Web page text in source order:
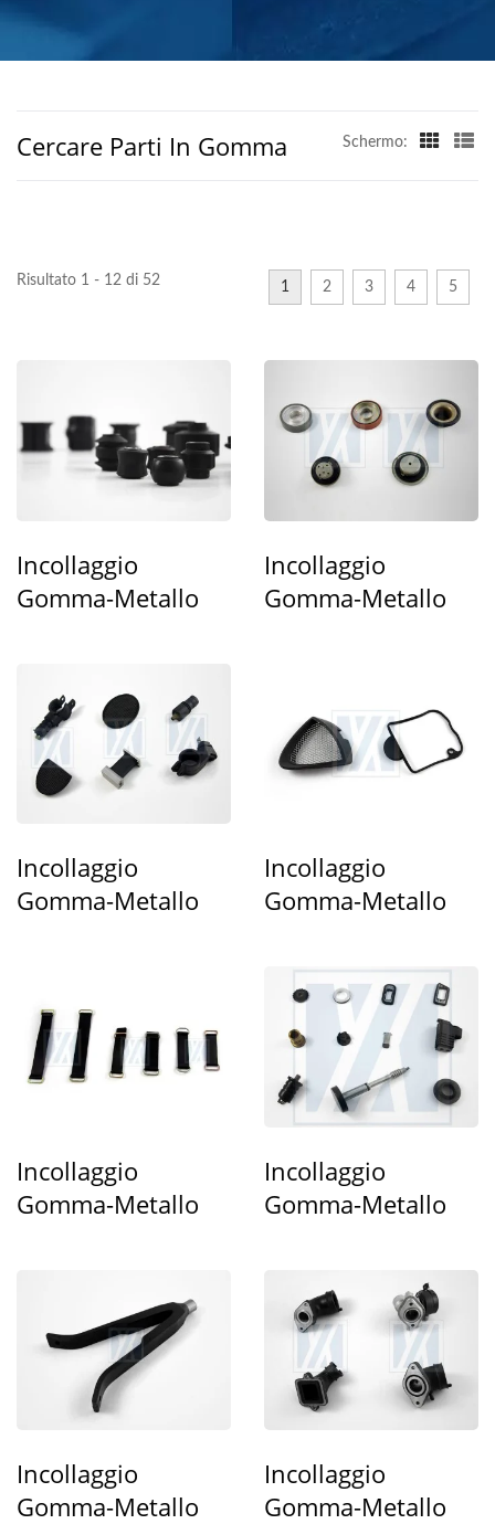
Cercare Parti In Gomma Schermo:
Risultato 1 - 12 di 52 1 2 3 4 5
Incollaggio
Gomma-Metallo
Incollaggio
Gomma-Metallo
Incollaggio
Gomma-Metallo
Incollaggio
Gomma-Metallo
Incollaggio
Gomma-Metallo
Incollaggio
Gomma-Metallo
Incollaggio
Gomma-Metallo
Incollaggio
Gomma-Metallo